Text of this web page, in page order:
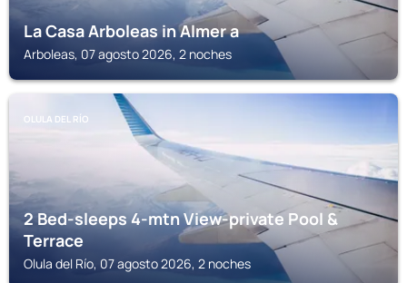
La Casa Arboleas in Almer a
Arboleas, 07 agosto 2026, 2 noches
OLULA DEL RÍO
2 Bed-sleeps 4-mtn View-private Pool &
Terrace
Olula del Río, 07 agosto 2026, 2 noches